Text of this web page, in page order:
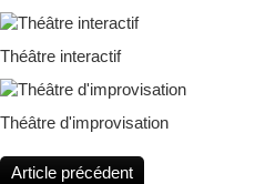
Théâtre interactif
Théâtre d'improvisation
Article précédent